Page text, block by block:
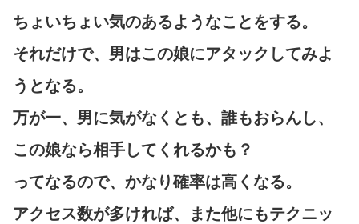
ちょいちょい気のあるようなことをする。
それだけで、男はこの娘にアタックしてみよ
うとなる。
万が一、男に気がなくとも、誰もおらんし、
この娘なら相手してくれるかも？
ってなるので、かなり確率は高くなる。
アクセス数が多ければ、また他にもテクニッ